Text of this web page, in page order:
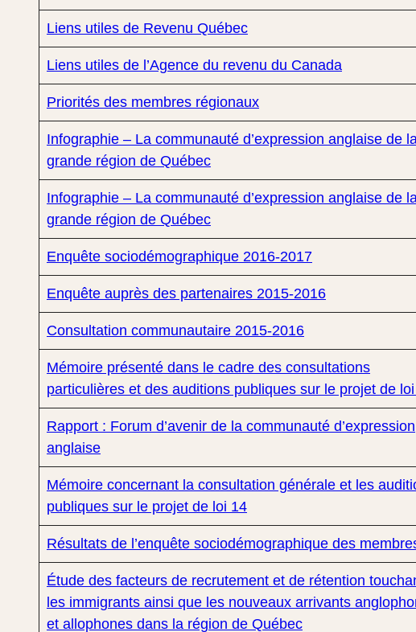
Liens utiles de Revenu Québec
Liens utiles de l’Agence du revenu du Canada
Priorités des membres régionaux
Infographie – La communauté d’expression anglaise de
grande région de Québec
Infographie – La communauté d’expression anglaise de
grande région de Québec
Enquête sociodémographique 2016-2017
Enquête auprès des partenaires 2015-2016
Consultation communautaire 2015-2016
Mémoire présenté dans le cadre des consultations
particulières et des auditions publiques sur le projet de
Rapport : Forum d’avenir de la communauté d’expression
anglaise
Mémoire concernant la consultation générale et les
publiques sur le projet de loi 14
Résultats de l’enquête sociodémographique des
Étude des facteurs de recrutement et de rétention
les immigrants ainsi que les nouveaux arrivants
et allophones dans la région de Québec